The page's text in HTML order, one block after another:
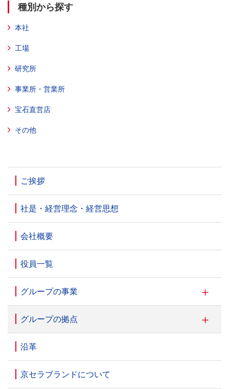
種別から探す
本社
工場
研究所
事業所・営業所
宝石直営店
その他
ご挨拶
社是・経営理念・経営思想
会社概要
役員一覧
グループの事業
グループの拠点
沿革
京セラブランドについて